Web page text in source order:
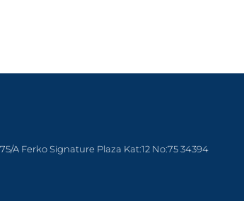
A Ferko Signature Plaza Kat:12 No:75 34394